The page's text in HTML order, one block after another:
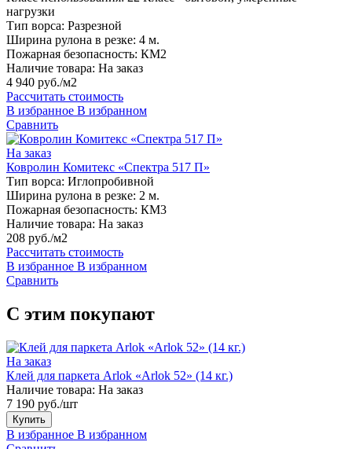
нагрузки
Тип ворса: Разрезной
Ширина рулона в резке: 4 м.
Пожарная безопасность: КМ2
Наличие товара: На заказ
4 940 руб./м2
Рассчитать стоимость
В избранное В избранном
Сравнить
На заказ
Ковролин Комитекс «Спектра 517 П»
Тип ворса: Иглопробивной
Ширина рулона в резке: 2 м.
Пожарная безопасность: КМ3
Наличие товара: На заказ
208 руб./м2
Рассчитать стоимость
В избранное В избранном
Сравнить
С этим покупают
На заказ
Клей для паркета Arlok «Arlok 52» (14 кг.)
Наличие товара: На заказ
7 190 руб./шт
Купить
В избранное В избранном